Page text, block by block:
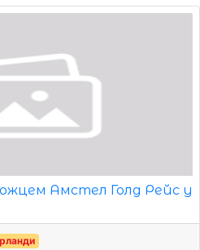
Амстел Голд Рейс у